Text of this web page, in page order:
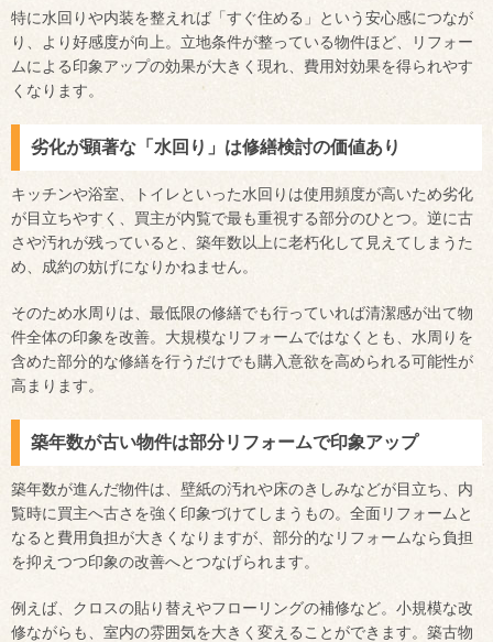
特に水回りや内装を整えれば「すぐ住める」という安心感につなが
り、より好感度が向上。立地条件が整っている物件ほど、リフォー
ムによる印象アップの効果が大きく現れ、費用対効果を得られやす
くなります。
劣化が顕著な「水回り」は修繕検討の価値あり
キッチンや浴室、トイレといった水回りは使用頻度が高いため劣化
が目立ちやすく、買主が内覧で最も重視する部分のひとつ。逆に古
さや汚れが残っていると、築年数以上に老朽化して見えてしまうた
め、成約の妨げになりかねません。
そのため水周りは、最低限の修繕でも行っていれば清潔感が出て物
件全体の印象を改善。大規模なリフォームではなくとも、水周りを
含めた部分的な修繕を行うだけでも購入意欲を高められる可能性が
高まります。
築年数が古い物件は部分リフォームで印象アップ
築年数が進んだ物件は、壁紙の汚れや床のきしみなどが目立ち、内
覧時に買主へ古さを強く印象づけてしまうもの。全面リフォームと
なると費用負担が大きくなりますが、部分的なリフォームなら負担
を抑えつつ印象の改善へとつなげられます。
例えば、クロスの貼り替えやフローリングの補修など。小規模な改
修ながらも、室内の雰囲気を大きく変えることができます。築古物